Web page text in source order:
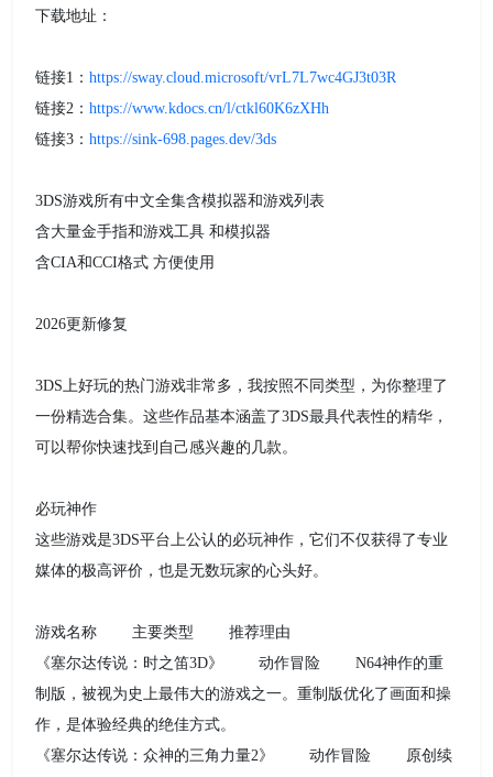
下载地址：
链接1： https://sway.cloud.microsoft/vrL7L7wc4GJ3t03R
链接2： https://www.kdocs.cn/l/ctkl60K6zXHh
链接3： https://sink-698.pages.dev/3ds
3DS游戏所有中文全集含模拟器和游戏列表
含大量金手指和游戏工具 和模拟器
含CIA和CCI格式 方便使用
2026更新修复
3DS上好玩的热门游戏非常多，我按照不同类型，为你整理了
一份精选合集。这些作品基本涵盖了3DS最具代表性的精华，
可以帮你快速找到自己感兴趣的几款。
必玩神作
这些游戏是3DS平台上公认的必玩神作，它们不仅获得了专业
媒体的极高评价，也是无数玩家的心头好。
游戏名称 主要类型 推荐理由
《塞尔达传说：时之笛3D》 动作冒险 N64神作的重
制版，被视为史上最伟大的游戏之一。重制版优化了画面和操
作，是体验经典的绝佳方式。
《塞尔达传说：众神的三角力量2》 动作冒险 原创续